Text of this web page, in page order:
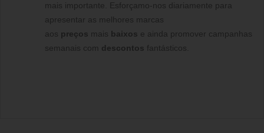
mais importante. Esforçamo-nos diariamente para
apresentar as melhores marcas
aos preços mais baixos e ainda promover campanhas
semanais com descontos fantásticos.